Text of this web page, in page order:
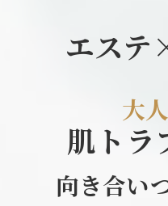
エステ
大
肌トラ
向き合い